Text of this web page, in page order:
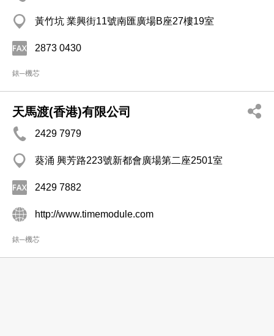
黃竹坑 業興街11號南匯廣場B座27樓19室
2873 0430
錶─機芯
天馬渡(香港)有限公司
2429 7979
葵涌 興芳路223號新都會廣場第二座2501室
2429 7882
http://www.timemodule.com
錶─機芯